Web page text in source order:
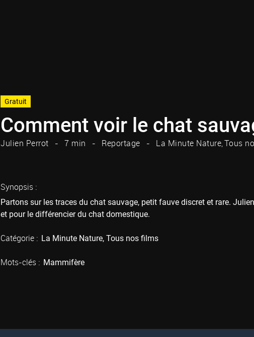
Gratuit
Comment voir le chat
Julien Perrot 7 min Reportage La Minute Nature Tous
Synopsis :
Partons sur les traces du chat sauvage, petit fauve discret et rare.
et pour le différencier du chat domestique.
Catégorie : La Minute Nature Tous nos films
Mots-clés : Mammifère